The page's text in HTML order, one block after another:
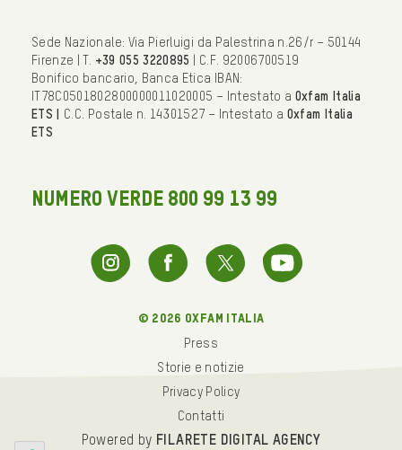
Sede Nazionale: Via Pierluigi da Palestrina n.26/r – 50144
Firenze | T.
+39 055 3220895
| C.F. 92006700519
Bonifico bancario, Banca Etica IBAN:
IT78C0501802800000011020005 – Intestato a Oxfam Italia
ETS | C.C. Postale n. 14301527 – Intestato a Oxfam Italia
ETS
NUMERO VERDE 800 99 13 99
© 2026 oxfam italia
Press
Storie e notizie
Privacy Policy
Contatti
Powered by FILARETE DIGITAL AGENCY